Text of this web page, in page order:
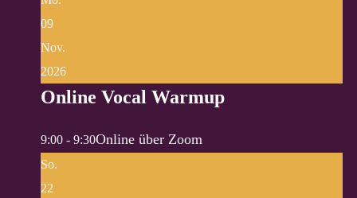
09
Nov.
2026
Online Vocal Warmup
9:00 - 9:30Online über Zoom
So.
22